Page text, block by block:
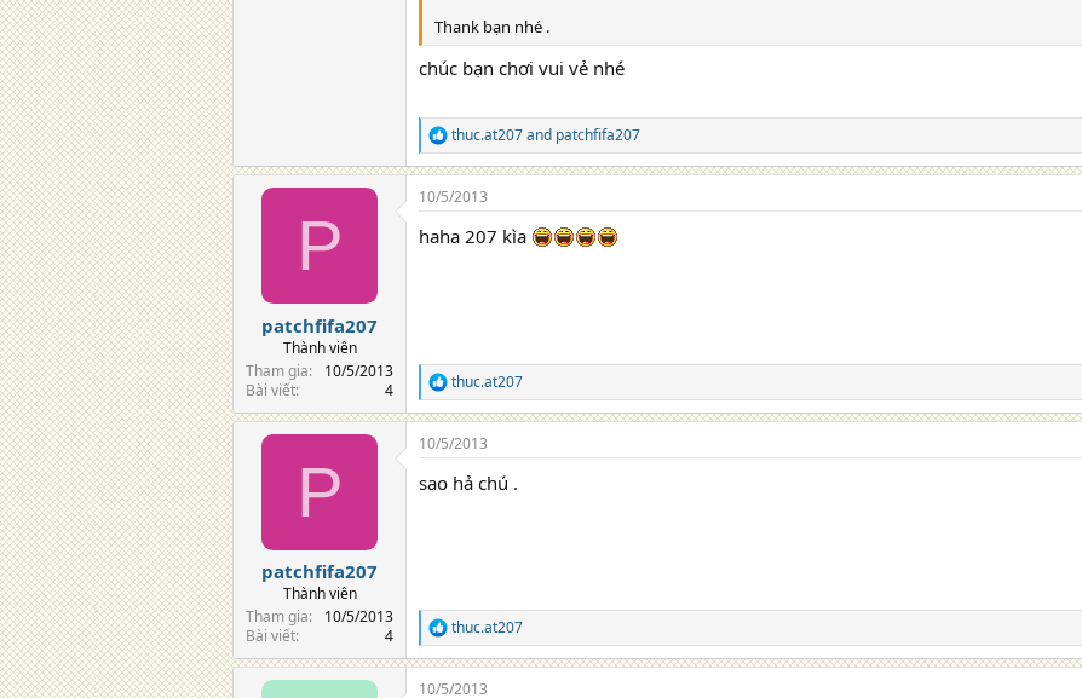
Thank bạn nhé .
chúc bạn chơi vui vẻ nhé
R
e
a
c
i
thuc.at207and patchfifa207
P
patchfifa207
Thành viên
Tham gia
10/5/2013
Bài viết
4
10/5/2013
haha 207 kìa
R
e
a
c
i
thuc.at207
P
patchfifa207
Thành viên
Tham gia
10/5/2013
Bài viết
4
10/5/2013
sao hả chú .
R
e
a
c
thuc.at207
10/5/2013